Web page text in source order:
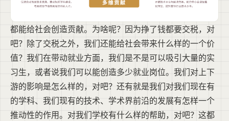
都能给社会创造贡献。为啥呢？因为挣了钱都要交税，对
吧？除了交税之外，我们还能给社会带来什么样的一个价
值？我们在带动就业方面，我们是不是可以吸引大量的实
习生，或者说我们可以能创造多少就业岗位。我们对上下
游的影响是怎么样的，对吧？还有就是我们对我们现在有
的学科、我们现有的技术、学术界前沿的发展有怎样一个
推动性的作用。对我们学校有什么样的帮助，对吧？这都